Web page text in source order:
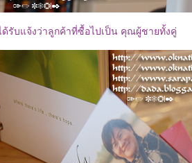
ด้รับแจ้งว่าลูกค้าที่ซื้อไปเป็น คุณผู้ชายทั้งคู่